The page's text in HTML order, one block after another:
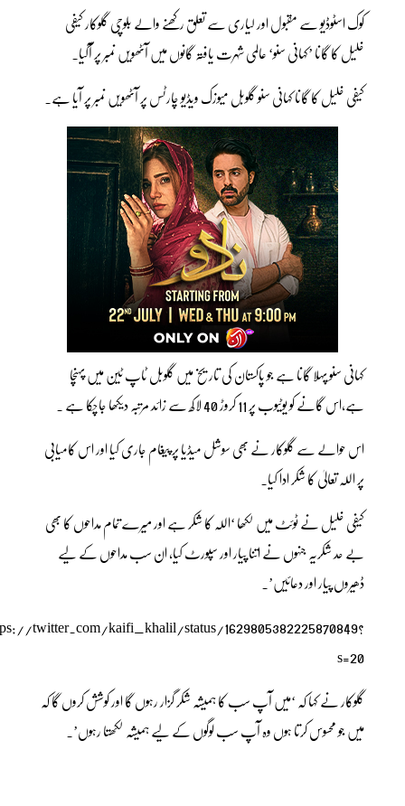
کوک اسٹوڈیو سے مقبول اور لیاری سے تعلق رکھنے والے بلوچی گلوکار کیفی
خلیل کا گانا ’کہانی سنو‘ عالمی شہرت یافتہ گانوں میں آٹھویں نمبر پر آگیا۔
کیفی خلیل کا گانا کہانی سنو گلوبل میوزک ویڈیو چارٹس پر آٹھویں نمبر پر آیا ہے۔
کہانی سنو پہلا گانا ہے جو پاکستان کی تاریخ میں گلوبل ٹاپ ٹین میں پہنچا
ہے،اس گانے کو یوٹیوب پر 11 کروڑ 40 لاکھ سے زائد مرتبہ دیکھا جاچکا ہے ۔
اس حوالے سے گلوکار نے بھی سوشل میڈیا پر پیغام جاری کیا اور اس کامیابی
پر اللہ تعالیٰ کا شکر ادا کیا۔
کیفی خلیل نے ٹوئٹ میں لکھا ‘اللہ کا شکر ہے اور میرے تمام مداحوں کا بھی
بے حد شکریہ جنہوں نے اتنا پیار اور سپورٹ کیا، ان سب مداحوں کے لیے
ڈھیروں پیار اور دعائیں’۔
twitter.com/kaifi_khalil/status/1629805382225870849?
s=20
گلوکار نے کہا کہ ‘میں آپ سب کا ہمیشہ شکر گزار رہوں گا اور کوشش کروں گا کہ
میں جو محسوس کرتا ہوں وہ آپ سب لوگوں کے لیے ہمیشہ لکھتا رہوں’۔